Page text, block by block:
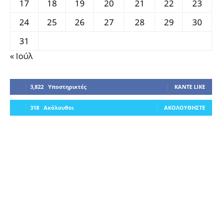
17
18 19 20 21 22
23
24
25 26 27 28 29
30
31
« Ιούλ
3,822 Υποστηρικτές ΚΆΝΤΕ LIKE
318 Ακόλουθοι ΑΚΟΛΟΥΘΉΣΤΕ